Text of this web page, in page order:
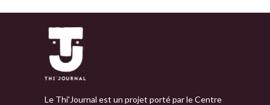
Le Thi'Journal est un projet porté par le Centre